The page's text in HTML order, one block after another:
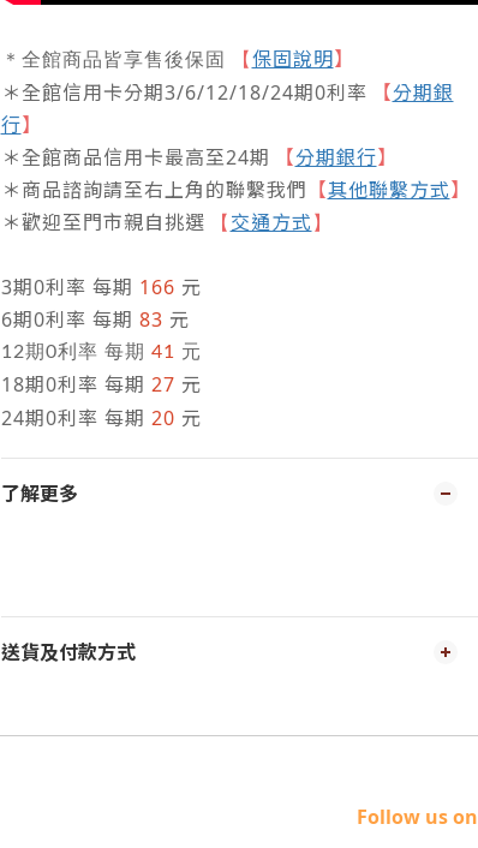
＊全館商品皆享售後保固 【 保固說明】
＊全館信用卡分期3/6/12/18/24期0利率
【分期銀
行】
＊全館商品信用卡最高至24期
【分期銀行】
＊商品諮詢請至右上角的聯繫我們 【其他聯繫方式】
＊歡迎至門市親自挑選
【 交通方式 】
3期0利率 每期 166 元
6期0利率 每期 83 元
12期0利率 每期 41 元
18期0利率 每期 27 元
24期0利率 每期 20 元
了解更多
送貨及付款方式
Follow us on